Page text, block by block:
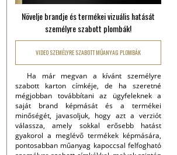
Növelje brandje és termékei vizuális hatását
személyre szabott plombák!
VIDEO SZEMÉLYRE SZABOTT MŰANYAG PLOMBÁK
Ha már megvan a kívánt személyre
szabott karton címkéje, de ha szeretné
mégjobban továbbítani az ügyfeleknek a
saját brand képmását és a termékei
minőségét, javasoljuk, hogy azt a verziót
válassza, amely sokkal erősebb hatást
gyakorol a meglévő termékek képmására,
pontosabban műanyag kapoccsal felfogható